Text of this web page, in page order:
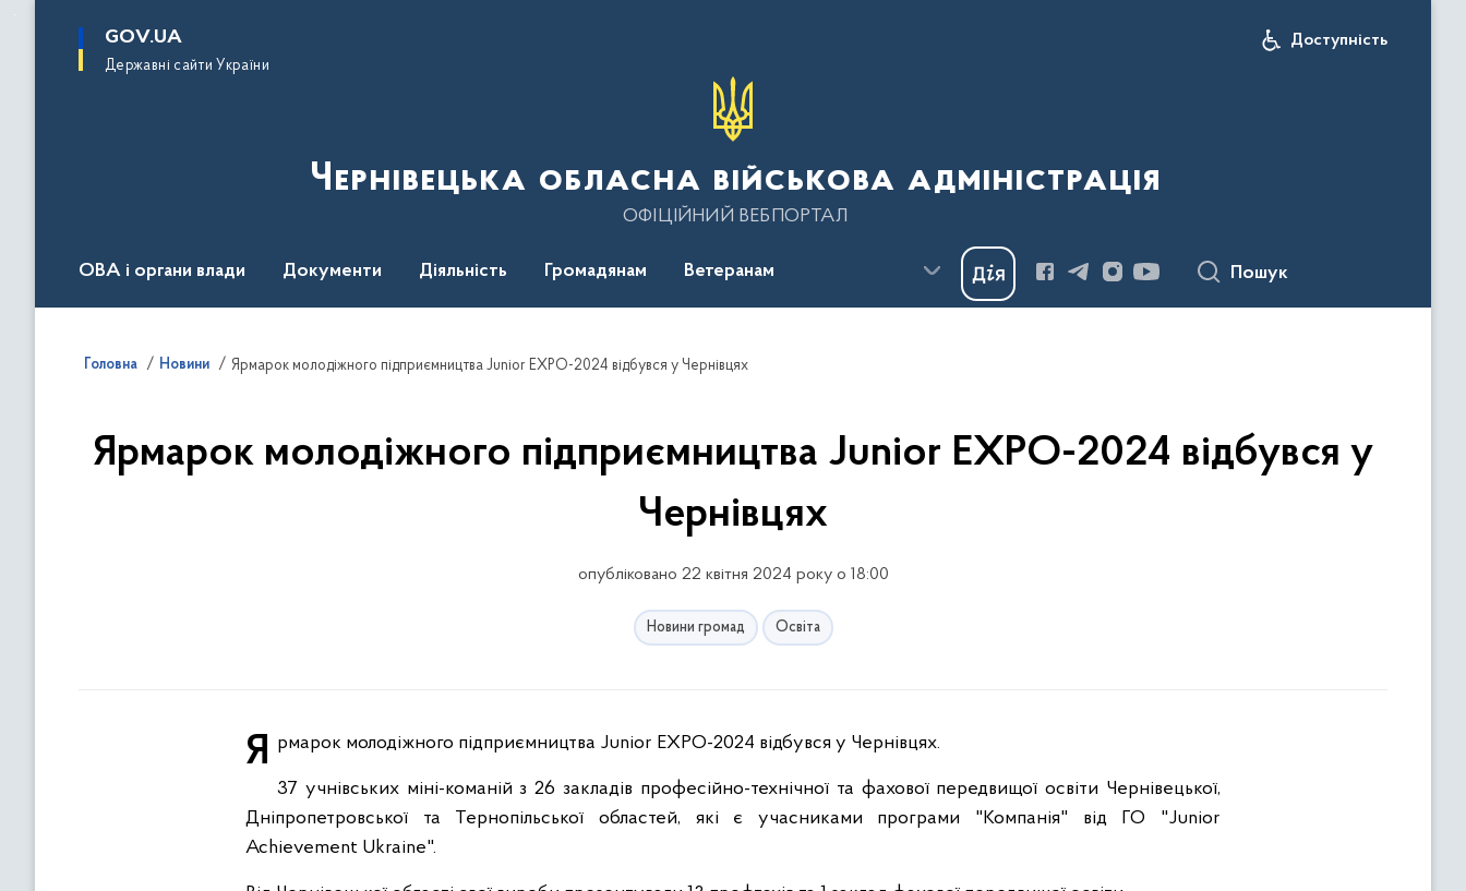
основного
GOV.UA
Державні сайти України
Доступність
Чернівецька обласна військова адміністрація
ОФІЦІЙНИЙ ВЕБПОРТАЛ
ОВА і органи влади Документи Діяльність Громадянам Ветеранам Пошук
Головна Новини Ярмарок молодіжного підприємництва Junior EXPO-2024 відбувся у Чернівцях
Ярмарок молодіжного підприємництва Junior EXPO-2024 відбувся у
Чернівцях
опубліковано 22 квітня 2024 року о 18:00
Новини громад Освіта
Ярмарок молодіжного підприємництва Junior EXPO-2024 відбувся у Чернівцях.
37 учнівських міні-команій з 26 закладів професійно-технічної та фахової передвищої освіти Чернівецької,
Дніпропетровської та Тернопільської областей, які є учасниками програми "Компанія" від ГО "Junior
Achievement Ukraine".